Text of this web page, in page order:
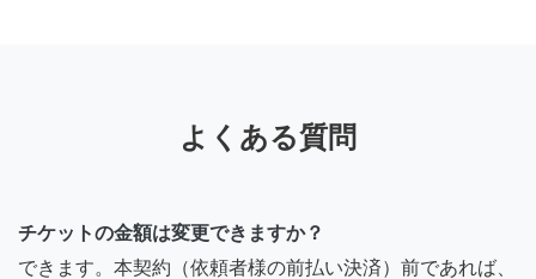
よくある質問
チケットの金額は変更できますか？
できます。本契約（依頼者様の前払い決済）前であれば、